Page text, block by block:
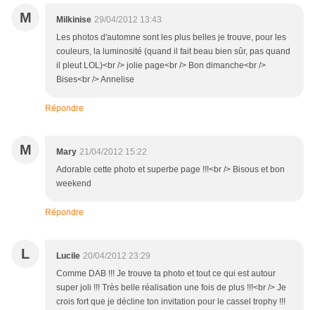
M Milkinise 29/04/2012 13:43
Les photos d'automne sont les plus belles je trouve, pour les
couleurs, la luminosité (quand il fait beau bien sûr, pas quand
il pleut LOL)<br /> jolie page<br /> Bon dimanche<br />
Bises<br /> Annelise
Répondre
M Mary 21/04/2012 15:22
Adorable cette photo et superbe page !!!<br /> Bisous et bon
weekend
Répondre
L Lucile 20/04/2012 23:29
Comme DAB !!! Je trouve ta photo et tout ce qui est autour
super joli !!! Très belle réalisation une fois de plus !!!<br /> Je
crois fort que je décline ton invitation pour le cassel trophy !!!